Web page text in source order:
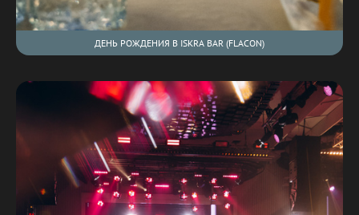
ДЕНЬ РОЖДЕНИЯ В ISKRA BAR (FLACON)